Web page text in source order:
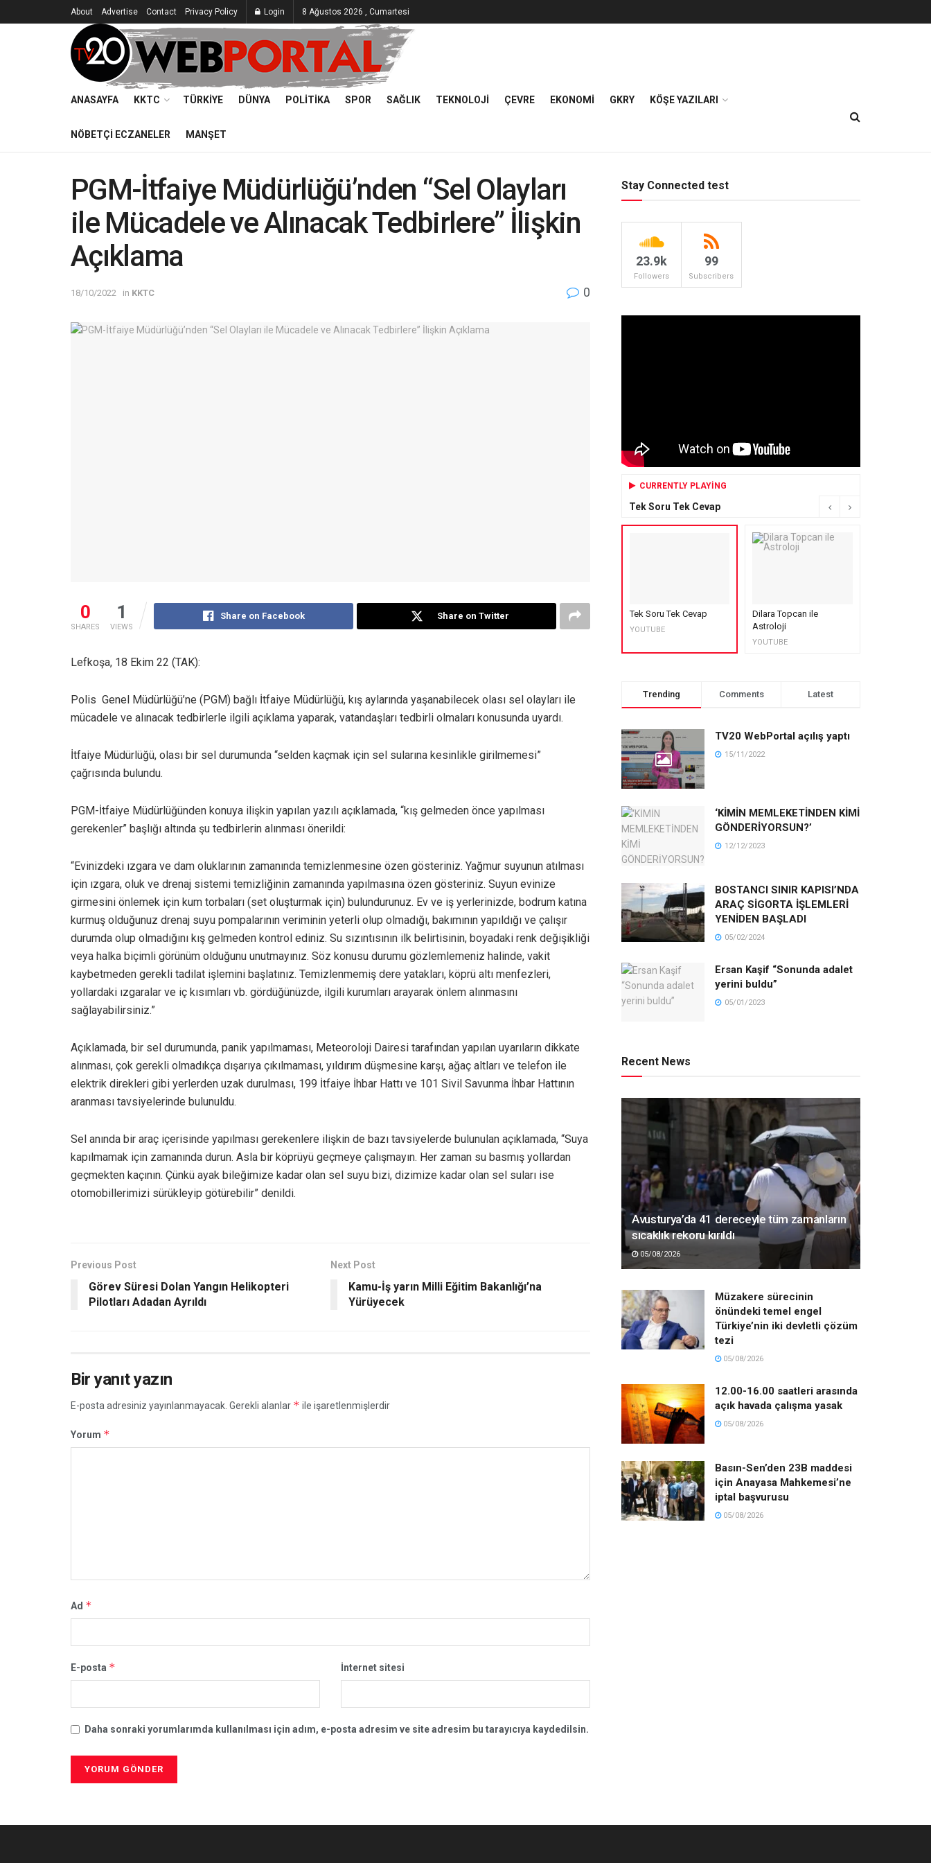
About Advertise Contact Privacy Policy Login 8 Ağustos 2026 , Cumartesi
ANASAYFA KKTC TÜRKIYE DÜNYA POLITIKA SPOR SAĞLIK TEKNOLOJI ÇEVRE EKONOMI GKRY KÖŞE YAZILARI
NÖBETÇI ECZANELER MANŞET
PGM-İtfaiye Müdürlüğü’nden “Sel Olayları
ile Mücadele ve Alınacak Tedbirlere” İlişkin
Açıklama
18/10/2022 in KKTC 0
0
SHARES
1
VIEWS
Share on Facebook Share on Twitter
Lefkoşa, 18 Ekim 22 (TAK):
Polis Genel Müdürlüğü’ne (PGM) bağlı İtfaiye Müdürlüğü, kış aylarında yaşanabilecek olası sel olayları ile
mücadele ve alınacak tedbirlerle ilgili açıklama yaparak, vatandaşları tedbirli olmaları konusunda uyardı.
İtfaiye Müdürlüğü, olası bir sel durumunda “selden kaçmak için sel sularına kesinlikle girilmemesi”
çağrısında bulundu.
PGM-İtfaiye Müdürlüğünden konuya ilişkin yapılan yazılı açıklamada, “kış gelmeden önce yapılması
gerekenler” başlığı altında şu tedbirlerin alınması önerildi:
“Evinizdeki ızgara ve dam oluklarının zamanında temizlenmesine özen gösteriniz. Yağmur suyunun atılması
için ızgara, oluk ve drenaj sistemi temizliğinin zamanında yapılmasına özen gösteriniz. Suyun evinize
girmesini önlemek için kum torbaları (set oluşturmak için) bulundurunuz. Ev ve iş yerlerinizde, bodrum katına
kurmuş olduğunuz drenaj suyu pompalarının veriminin yeterli olup olmadığı, bakımının yapıldığı ve çalışır
durumda olup olmadığını kış gelmeden kontrol ediniz. Su sızıntısının ilk belirtisinin, boyadaki renk değişikliği
veya halka biçimli görünüm olduğunu unutmayınız. Söz konusu durumu gözlemlemeniz halinde, vakit
kaybetmeden gerekli tadilat işlemini başlatınız. Temizlenmemiş dere yatakları, köprü altı menfezleri,
yollardaki ızgaralar ve iç kısımları vb. gördüğünüzde, ilgili kurumları arayarak önlem alınmasını
sağlayabilirsiniz.”
Açıklamada, bir sel durumunda, panik yapılmaması, Meteoroloji Dairesi tarafından yapılan uyarıların dikkate
alınması, çok gerekli olmadıkça dışarıya çıkılmaması, yıldırım düşmesine karşı, ağaç altları ve telefon ile
elektrik direkleri gibi yerlerden uzak durulması, 199 İtfaiye İhbar Hattı ve 101 Sivil Savunma İhbar Hattının
aranması tavsiyelerinde bulunuldu.
Sel anında bir araç içerisinde yapılması gerekenlere ilişkin de bazı tavsiyelerde bulunulan açıklamada, “Suya
kapılmamak için zamanında durun. Asla bir köprüyü geçmeye çalışmayın. Her zaman su basmış yollardan
geçmekten kaçının. Çünkü ayak bileğimize kadar olan sel suyu bizi, dizimize kadar olan sel suları ise
otomobillerimizi sürükleyip götürebilir” denildi.
Previous Post
Görev Süresi Dolan Yangın Helikopteri
Pilotları Adadan Ayrıldı
Next Post
Kamu-İş yarın Milli Eğitim Bakanlığı’na
Yürüyecek
Bir yanıt yazın
E-posta adresiniz yayınlanmayacak. Gerekli alanlar * ile işaretlenmişlerdir
Yorum *
Ad *
E-posta * İnternet sitesi
Daha sonraki yorumlarımda kullanılması için adım, e-posta adresim ve site adresim bu tarayıcıya kaydedilsin.
Stay Connected test
23.9k
Followers
99
Subscribers
CURRENTLY PLAYING
Tek Soru Tek Cevap
Tek Soru Tek Cevap
YOUTUBE
Dilara Topcan ile
Astroloji
YOUTUBE
Trending Comments Latest
TV20 WebPortal açılış yaptı
15/11/2022
‘KİMİN MEMLEKETİNDEN KİMİ
GÖNDERİYORSUN?’
12/12/2023
BOSTANCI SINIR KAPISI’NDA
ARAÇ SİGORTA İŞLEMLERİ
YENİDEN BAŞLADI
05/02/2024
Ersan Kaşif “Sonunda adalet
yerini buldu”
05/01/2023
Recent News
Avusturya’da 41 dereceyle tüm zamanların
sıcaklık rekoru kırıldı
05/08/2026
Müzakere sürecinin
önündeki temel engel
Türkiye’nin iki devletli çözüm
tezi
05/08/2026
12.00-16.00 saatleri arasında
açık havada çalışma yasak
05/08/2026
Basın-Sen’den 23B maddesi
için Anayasa Mahkemesi’ne
iptal başvurusu
05/08/2026